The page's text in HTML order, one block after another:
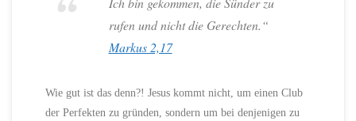
rufen und nicht die Gerechten.“
Markus 2,17
Wie gut ist das denn?! Jesus kommt nicht, um einen Club
der Perfekten zu gründen, sondern um bei denjenigen zu